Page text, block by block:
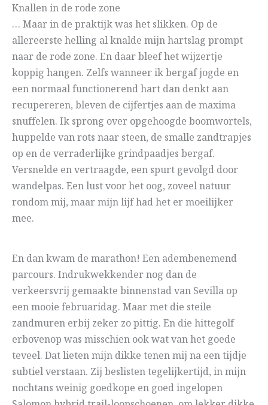
Knallen in de rode zone
… Maar in de praktijk was het slikken. Op de
allereerste helling al knalde mijn hartslag prompt
naar de rode zone. En daar bleef het wijzertje
koppig hangen. Zelfs wanneer ik bergaf jogde en
een normaal functionerend hart dan denkt aan
recupereren, bleven de cijfertjes aan de maxima
snuffelen. Ik sprong over opgehoogde boomwortels,
huppelde van rots naar steen, de smalle zandtrapjes
op en de verraderlijke grindpaadjes bergaf.
Versnelde en vertraagde, een spurt gevolgd door
wandelpas. Een lust voor het oog, zoveel natuur
rondom mij, maar mijn lijf had het er moeilijker
mee.
En dan kwam de marathon! Een adembenemend
parcours. Indrukwekkender nog dan de
verkeersvrij gemaakte binnenstad van Sevilla op
een mooie februaridag. Maar met die steile
zandmuren erbij zeker zo pittig. En die hittegolf
erbovenop was misschien ook wat van het goede
teveel. Dat lieten mijn dikke tenen mij na een tijdje
subtiel verstaan. Zij beslisten tegelijkertijd, in mijn
nochtans weinig goedkope en goed ingelopen